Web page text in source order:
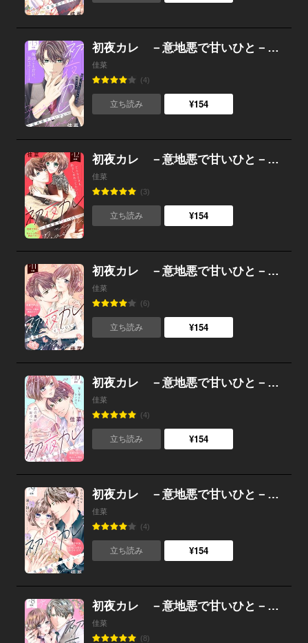
初夜カレ －意地悪で甘いひと－ 分冊版 （13）
佳菜
(4)
立ち読み ¥154
初夜カレ －意地悪で甘いひと－ 分冊版 （12）
佳菜
(3)
立ち読み ¥154
初夜カレ －意地悪で甘いひと－ 分冊版 （11）
佳菜
(6)
立ち読み ¥154
初夜カレ －意地悪で甘いひと－ 分冊版 （10）
佳菜
(4)
立ち読み ¥154
初夜カレ －意地悪で甘いひと－ 分冊版 （9）
佳菜
(4)
立ち読み ¥154
初夜カレ －意地悪で甘いひと－ 分冊版 （8）
佳菜
(8)